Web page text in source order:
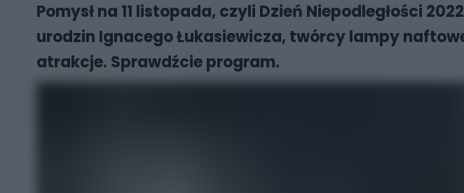
Pomysł na 11 listopada, czyli Dzień Niepodległości
urodzin Ignacego Łukasiewicza, twórcy lampy
atrakcje. Sprawdźcie program.